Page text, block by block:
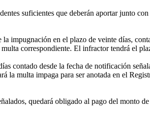
suficientes que deberán aportar junto
impugnación en el plazo de veinte días,
correspondiente. El infractor tendrá el
contado desde la fecha de notificación
la multa impaga para ser anotada en el
quedará obligado al pago del monto